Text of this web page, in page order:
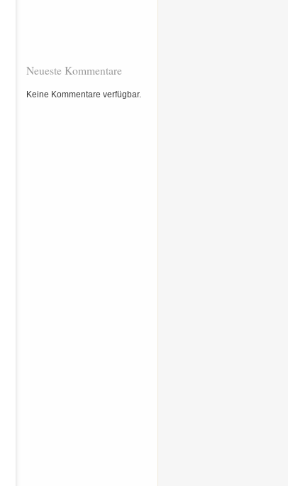
Neueste Kommentare
Keine Kommentare verfügbar.